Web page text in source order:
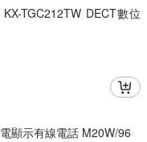
TGC212TW DECT數位
顯示有線電話 M20W/96